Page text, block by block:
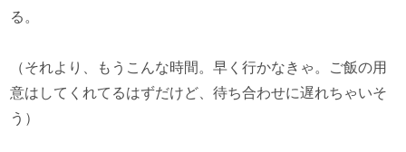
る。
（それより、もうこんな時間。早く行かなきゃ。ご飯の用
意はしてくれてるはずだけど、待ち合わせに遅れちゃいそ
う）